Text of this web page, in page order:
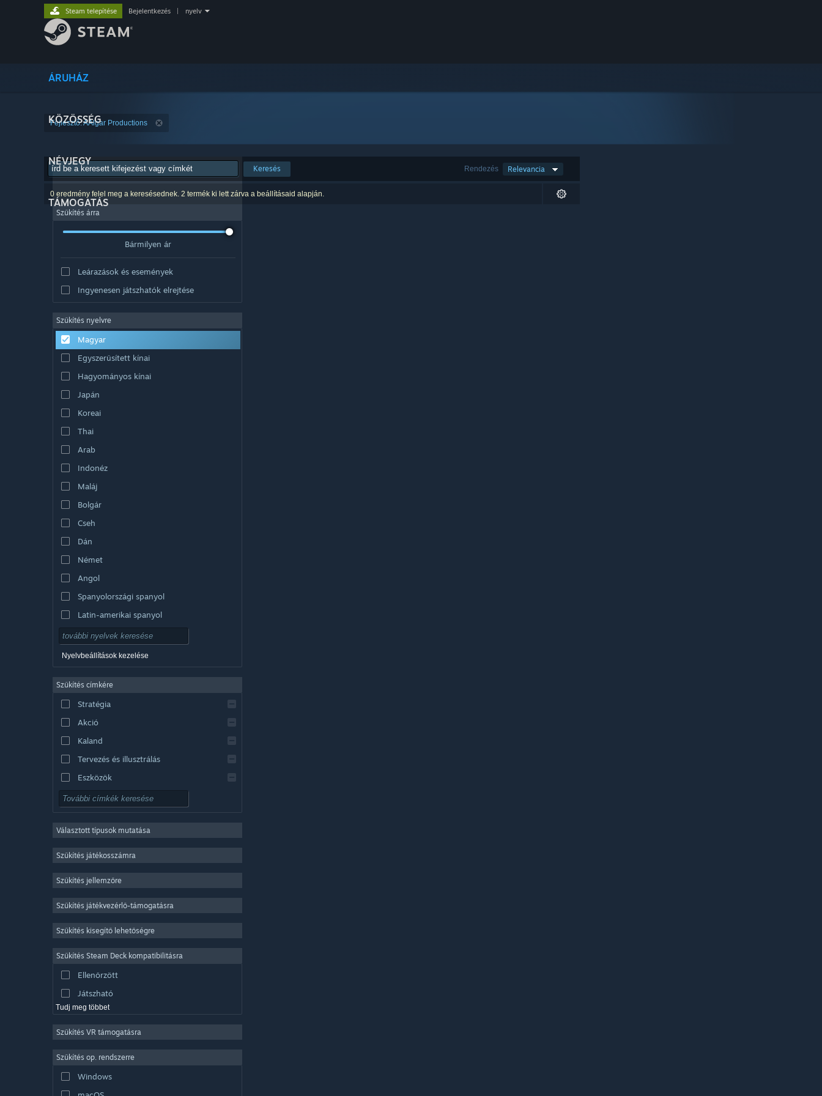
ÁRUHÁZ
KÖZÖSSÉG
NÉVJEGY
TÁMOGATÁS
Steam telepítése Bejelentkezés nyelv
Fejlesztő: AAlgar Productions
Rendezés Relevancia
Keresés
0 eredmény felel meg a keresésednek. 2 termék ki lett zárva a beállításaid alapján.
Szűkítés árra
Bármilyen ár
Leárazások és események
Ingyenesen játszhatók elrejtése
Szűkítés nyelvre
Magyar
Egyszerűsített kínai
Hagyományos kínai
Japán
Koreai
Thai
Arab
Indonéz
Maláj
Bolgár
Cseh
Dán
Német
Angol
Spanyolországi spanyol
Latin-amerikai spanyol
Nyelvbeállítások kezelése
Szűkítés címkére
Stratégia
Akció
Kaland
Tervezés és illusztrálás
Eszközök
Ingyenesen játszható
Sokszereplős többjátékos
Indie
Könnyed
Szimuláció
Videószerkesztés
Fényképszerkesztés
Választott típusok mutatása
Szűkítés játékosszámra
Szűkítés jellemzőre
Szűkítés játékvezérlő-támogatásra
Szűkítés kisegítő lehetőségre
Szűkítés Steam Deck kompatibilitásra
Ellenőrzött
Játszható
Tudj meg többet
Szűkítés VR támogatásra
Szűkítés op. rendszerre
Windows